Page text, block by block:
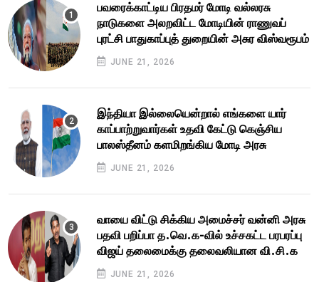
பவரைக்காட்டிய பிரதமர் மோடி வல்லரசு
நாடுகளை அலறவிட்ட மோடியின் ராணுவப்
புரட்சி பாதுகாப்புத் துறையின் அசுர விஸ்வரூபம்
JUNE 21, 2026
இந்தியா இல்லையென்றால் எங்களை யார்
காப்பாற்றுவார்கள் உதவி கேட்டு கெஞ்சிய
பாலஸ்தீனம் களமிறங்கிய மோடி அரசு
JUNE 21, 2026
வாயை விட்டு சிக்கிய அமைச்சர் வன்னி அரசு
பதவி பறிப்பா த.வெ.க-வில் உச்சகட்ட பரபரப்பு
விஜய் தலைமைக்கு தலைவலியான வி.சி.க
JUNE 21, 2026